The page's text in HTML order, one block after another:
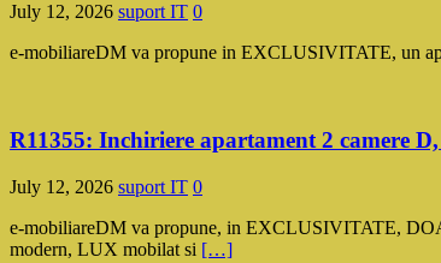
July 12, 2026 suport IT 0
e-mobiliareDM va propune in EXCLUSIVITATE, un
R11355: Inchiriere apartament 2 camere
July 12, 2026 suport IT 0
e-mobiliareDM va propune, in EXCLUSIVITATE,
modern, LUX mobilat si […]